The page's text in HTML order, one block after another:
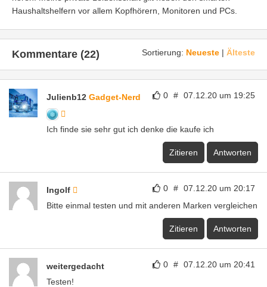
Haushaltshelfern vor allem Kopfhörern, Monitoren und PCs.
Sortierung: Neueste | Älteste
Kommentare (22)
0 # 07.12.20 um 19:25
Julienb12 Gadget-Nerd
Ich finde sie sehr gut ich denke die kaufe ich
Zitieren Antworten
0 # 07.12.20 um 20:17
Ingolf
Bitte einmal testen und mit anderen Marken vergleichen
Zitieren Antworten
0 # 07.12.20 um 20:41
weitergedacht
Testen!